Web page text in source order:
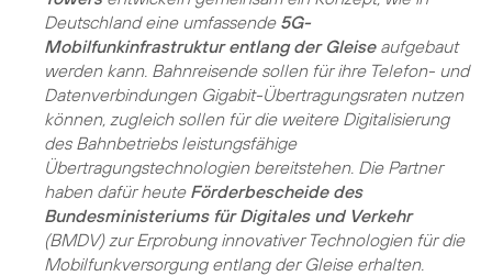
Deutschland eine umfassende 5G-
Mobilfunkinfrastruktur entlang der Gleiseaufgebaut
werden kann. Bahnreisende sollen für ihre Telefon- und
Datenverbindungen Gigabit-Übertragungsraten nutzen
können, zugleich sollen für die weitere Digitalisierung
des Bahnbetriebs leistungsfähige
Übertragungstechnologien bereitstehen. Die Partner
haben dafür heute Förderbescheide des
Bundesministeriums für Digitales und Verkehr
(BMDV) zur Erprobung innovativer Technologien für die
Mobilfunkversorgung entlang der Gleise erhalten.